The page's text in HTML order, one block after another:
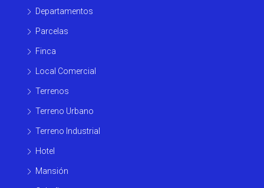
Departamentos
Parcelas
Finca
Local Comercial
Terrenos
Terreno Urbano
Terreno Industrial
Hotel
Mansión